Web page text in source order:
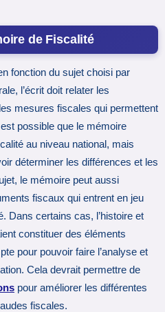
de Fiscalité
fonction du sujet choisi par
l’écrit doit relater les
mesures fiscales qui permettent
possible que le mémoire
au niveau national, mais
déterminer les différences et les
le mémoire peut aussi
fiscaux qui entrent en jeu
Dans certains cas, l’histoire et
constituer des éléments
pour pouvoir faire l’analyse et
Cela devrait permettre de
pour améliorer les différentes
fiscales.